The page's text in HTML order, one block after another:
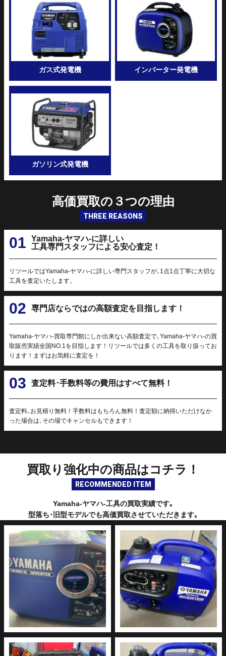
ガス式発電機 インバーター発電機
ガソリン式発電機
高価買取の ３つの理由
THREE REASONS
01
Yamaha-ヤマハ-に詳しい
工具専門スタッフによる安心査定！
リツールではYamaha-ヤマハ-に詳しい専門スタッフが､1点1点丁寧に大切な
工具を査定いたします。
02 専門店ならではの高額査定を目指します！
Yamaha-ヤマハ-買取専門館にしか出来ない高額査定で､Yamaha-ヤマハ-の買
取販売実績全国NO.1を目指します！リツールでは多くの工具を取り扱ってお
ります！まずはお気軽に査定を！
03 査定料･手数料等の費用はすべて無料！
査定料､お見積り無料！手数料はもちろん無料！査定額に納得いただけなか
った場合は､その場でキャンセルもできます！
買取り強化中の商品はコチラ！
RECOMMENDED ITEM
Yamaha-ヤマハ-工具の買取実績です｡
型落ち･旧型モデルでも高価買取させていただきます｡